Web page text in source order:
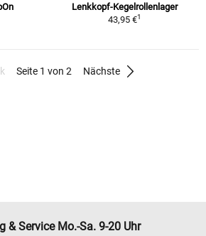
Lenkkopf-Kegelrollenlager
43,95 €1
Seite 1 von 2 Nächste
& Service Mo.-Sa. 9-20 Uhr